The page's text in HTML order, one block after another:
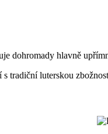
dohromady hlavně
tradiční luterskou